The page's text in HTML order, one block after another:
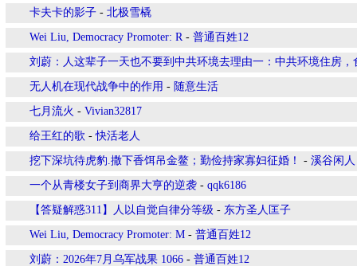
卡夫卡的影子 - 北极雪橇
Wei Liu, Democracy Promoter: R- 普通百姓12
刘蔚：人这辈子一天也不要到中共环境去理由一：中共环境住房，
无人机在现代战争中的作用 - 随意生活
七月流火 - Vivian32817
给王红的歌 -快活老人
挖下深坑待虎豹.撒下香饵吊金鳌；勤俭持家寡妇征婚！ - 溪谷闲人
一个从青楼女子到商界大亨的逆袭 - qqk6186
【答疑解惑311】人以自觉自律分等级 - 东方圣人匡子
Wei Liu, Democracy Promoter: M - 普通百姓12
刘蔚：2026年7月乌军战果 1066 - 普通百姓12